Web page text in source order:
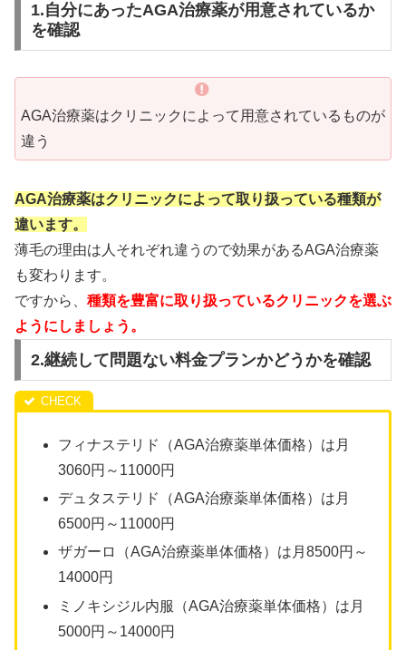
1.自分にあったAGA治療薬が用意されているか
を確認
AGA治療薬はクリニックによって用意されているものが
違う
AGA治療薬はクリニックによって取り扱っている種類が
違います。
薄毛の理由は人それぞれ違うので効果があるAGA治療薬
も変わります。
ですから、 種類を豊富に取り扱っているクリニックを選ぶ
ようにしましょう。
2.継続して問題ない料金プランかどうかを確認
フィナステリド（AGA治療薬単体価格）は月
3060円～11000円
デュタステリド（AGA治療薬単体価格）は月
6500円～11000円
ザガーロ（AGA治療薬単体価格）は月8500円～
14000円
ミノキシジル内服（AGA治療薬単体価格）は月
5000円～14000円